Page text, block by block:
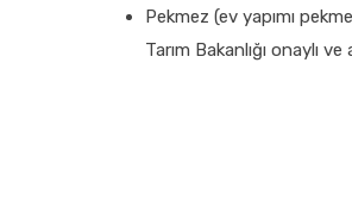
Pekmez (ev yapımı
Tarım Bakanlığı onaylı